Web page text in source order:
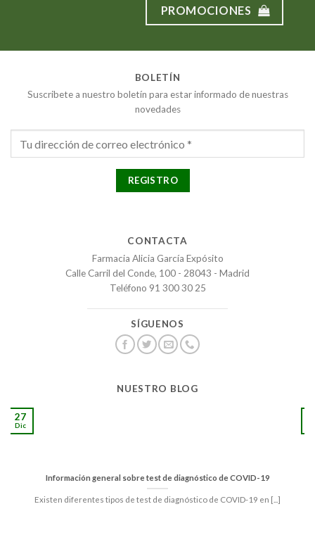
PROMOCIONES
BOLETÍN
Suscribete a nuestro boletín para estar informado de nuestras
novedades
CONTACTA
Farmacia Alicia García Expósito
Calle Carril del Conde, 100 - 28043 - Madrid
Teléfono 91 300 30 25
SÍGUENOS
NUESTRO BLOG
Información general sobre test de diagnóstico de COVID-19
Existen diferentes tipos de test de diagnóstico de COVID-19 en [...]
27
Dic